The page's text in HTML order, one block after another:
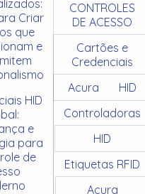
Criar
que
e
HID
e
para
de
CONTROLES
DE ACESSO
Cartões e
Credenciais
Acura
HID
Controladoras
HID
Etiquetas RFID
Acura